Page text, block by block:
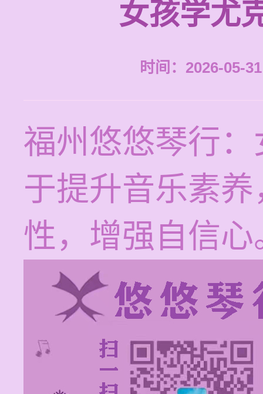
女孩学尤
时间：2026-05-
福州悠悠琴行
于提升音乐素
性，增强自信心